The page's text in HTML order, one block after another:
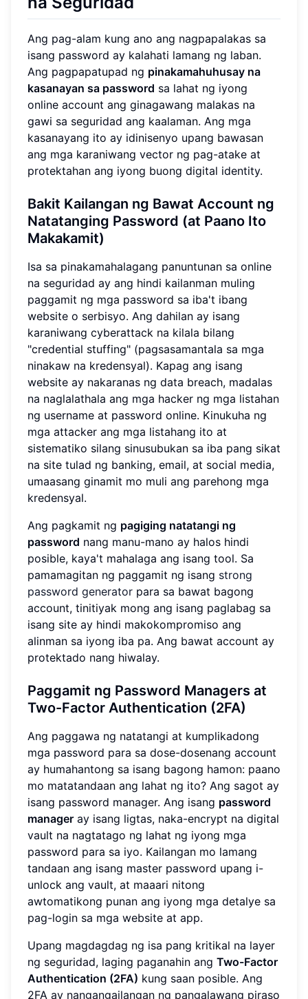
Ang pag-alam kung ano ang nagpapalakas sa
isang password ay kalahati lamang ng laban.
Ang pagpapatupad ng pinakamahuhusay na
kasanayan sa password sa lahat ng iyong
online account ang ginagawang malakas na
gawi sa seguridad ang kaalaman. Ang mga
kasanayang ito ay idinisenyo upang bawasan
ang mga karaniwang vector ng pag-atake at
protektahan ang iyong buong digital identity.
Bakit Kailangan ng Bawat Account ng
Natatanging Password (at Paano Ito
Makakamit)
Isa sa pinakamahalagang panuntunan sa online
na seguridad ay ang hindi kailanman muling
paggamit ng mga password sa iba't ibang
website o serbisyo. Ang dahilan ay isang
karaniwang cyberattack na kilala bilang
"credential stuffing" (pagsasamantala sa mga
ninakaw na kredensyal). Kapag ang isang
website ay nakaranas ng data breach, madalas
na naglalathala ang mga hacker ng mga listahan
ng username at password online. Kinukuha ng
mga attacker ang mga listahang ito at
sistematiko silang sinusubukan sa iba pang sikat
na site tulad ng banking, email, at social media,
umaasang ginamit mo muli ang parehong mga
kredensyal.
Ang pagkamit ng pagiging natatangi ng
password nang manu-mano ay halos hindi
posible, kaya't mahalaga ang isang tool. Sa
pamamagitan ng paggamit ng isang strong
password generator para sa bawat bagong
account, tinitiyak mong ang isang paglabag sa
isang site ay hindi makokompromiso ang
alinman sa iyong iba pa. Ang bawat account ay
protektado nang hiwalay.
Paggamit ng Password Managers at
Two-Factor Authentication (2FA)
Ang paggawa ng natatangi at kumplikadong
mga password para sa dose-dosenang account
ay humahantong sa isang bagong hamon: paano
mo matatandaan ang lahat ng ito? Ang sagot ay
isang password manager. Ang isang password
manager ay isang ligtas, naka-encrypt na digital
vault na nagtatago ng lahat ng iyong mga
password para sa iyo. Kailangan mo lamang
tandaan ang isang master password upang i-
unlock ang vault, at maaari nitong
awtomatikong punan ang iyong mga detalye sa
pag-login sa mga website at app.
Upang magdagdag ng isa pang kritikal na layer
ng seguridad, laging paganahin ang Two-Factor
Authentication (2FA) kung saan posible. Ang
2FA ay nangangailangan ng pangalawang piraso